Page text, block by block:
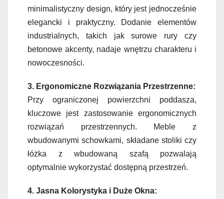
minimalistyczny design, który jest jednocześnie
elegancki i praktyczny. Dodanie elementów
industrialnych, takich jak surowe rury czy
betonowe akcenty, nadaje wnętrzu charakteru i
nowoczesności.
3. Ergonomiczne Rozwiązania Przestrzenne:
Przy ograniczonej powierzchni poddasza,
kluczowe jest zastosowanie ergonomicznych
rozwiązań przestrzennych. Meble z
wbudowanymi schowkami, składane stoliki czy
łóżka z wbudowaną szafą pozwalają
optymalnie wykorzystać dostępną przestrzeń.
4. Jasna Kolorystyka i Duże Okna: